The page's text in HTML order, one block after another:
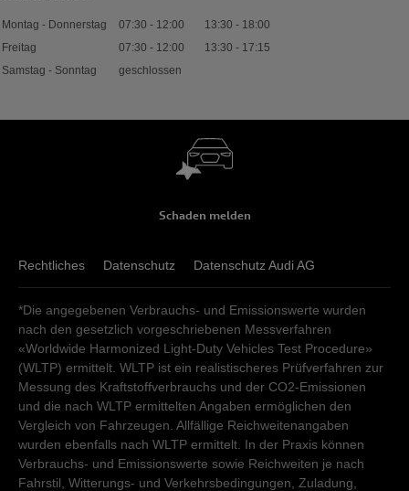
Montag - Donnerstag 07:30 - 12:00 13:30 - 18:00
Freitag
07:30 - 12:00 13:30 - 17:15
Samstag - Sonntag
geschlossen
Schaden melden
Rechtliches Datenschutz Datenschutz Audi AG
*Die angegebenen Verbrauchs- und Emissionswerte wurden
nach den gesetzlich vorgeschriebenen Messverfahren
«Worldwide Harmonized Light-Duty Vehicles Test Procedure»
(WLTP) ermittelt. WLTP ist ein realistischeres Prüfverfahren zur
Messung des Kraftstoffverbrauchs und der CO2-Emissionen
und die nach WLTP ermittelten Angaben ermöglichen den
Vergleich von Fahrzeugen. Allfällige Reichweitenangaben
wurden ebenfalls nach WLTP ermittelt. In der Praxis können
Verbrauchs- und Emissionswerte sowie Reichweiten je nach
Fahrstil, Witterungs- und Verkehrsbedingungen, Zuladung,